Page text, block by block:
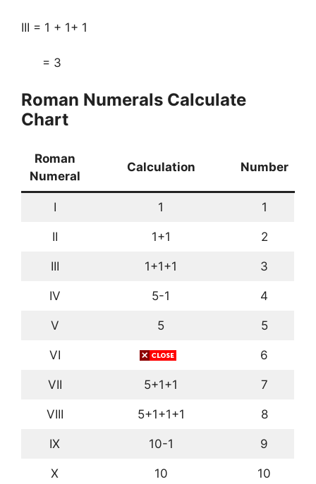
III = 1 + 1+ 1
= 3
Roman Numerals Calculate
Chart
Roman
Numeral
Calculation Number
I 1 1
II 1+1 2
III 1+1+1 3
IV 5-1 4
V 5 5
VI 5+1 6
VII 5+1+1 7
VIII 5+1+1+1 8
IX 10-1 9
X 10 10